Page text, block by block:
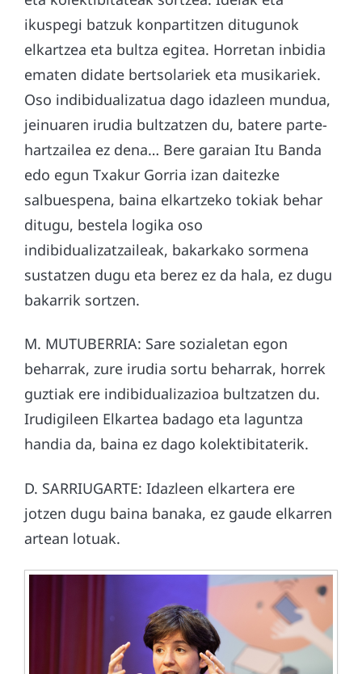
ikuspegi batzuk konpartitzen ditugunok
elkartzea eta bultza egitea. Horretan inbidia
ematen didate bertsolariek eta musikariek.
Oso indibidualizatua dago idazleen mundua,
jeinuaren irudia bultzatzen du, batere parte-
hartzailea ez dena… Bere garaian Itu Banda
edo egun Txakur Gorria izan daitezke
salbuespena, baina elkartzeko tokiak behar
ditugu, bestela logika oso
indibidualizatzaileak, bakarkako sormena
sustatzen dugu eta berez ez da hala, ez dugu
bakarrik sortzen.
M. MUTUBERRIA: Sare sozialetan egon
beharrak, zure irudia sortu beharrak, horrek
guztiak ere indibidualizazioa bultzatzen du.
Irudigileen Elkartea badago eta laguntza
handia da, baina ez dago kolektibitaterik.
D. SARRIUGARTE: Idazleen elkartera ere
jotzen dugu baina banaka, ez gaude elkarren
artean lotuak.